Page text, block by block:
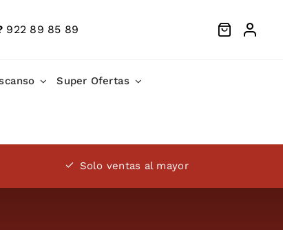
922 89 85 89
Super Ofertas
Solo ventas al mayor